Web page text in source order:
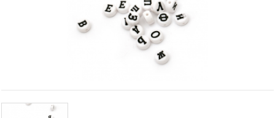
Datenverkehr